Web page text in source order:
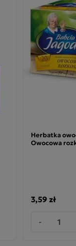
Herbatka
Owocowa
3,59 zł
-